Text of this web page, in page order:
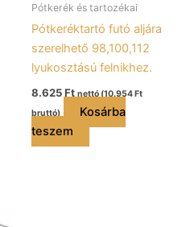
Pótkerék és tartozékai
Pótkeréktartó futó aljára
szerelhető 98,100,112
lyukosztású felnikhez.
8.625Ft nettó (10.954 Ft
bruttó)
Kosárba
teszem